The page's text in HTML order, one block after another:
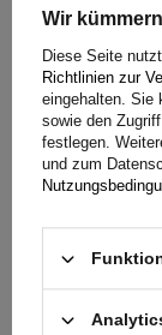
Frage stellen
Bewertungen
Bewertung
Wir
Diese Seite
Richtlinien zur
eingehalten. Sie
sowie den
festlegen.
und zum